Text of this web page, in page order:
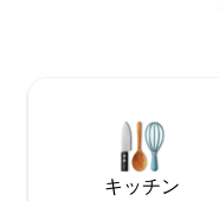
と専用のフルバスルー
午後5時に設定されて
ば、アーリーチェック
ん。お気軽にお問い合
キッチン